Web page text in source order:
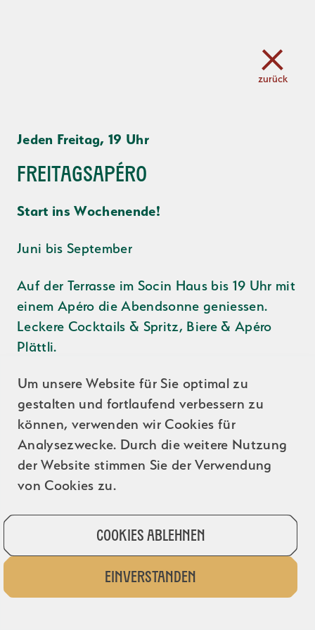
zurück
Jeden Freitag, 19 Uhr
Freitagsapéro
Start ins Wochenende!
Juni bis September
Auf der Terrasse im Socin Haus bis 19 Uhr mit
einem Apéro die Abendsonne geniessen.
Leckere Cocktails & Spritz, Biere & Apéro
Plättli.
Flyer
Zur Übersicht
Um unsere Website für Sie optimal zu
gestalten und fortlaufend verbessern zu
können, verwenden wir Cookies für
Analysezwecke. Durch die weitere Nutzung
der Website stimmen Sie der Verwendung
von Cookies zu.
Cookies ablehnen
Einverstanden